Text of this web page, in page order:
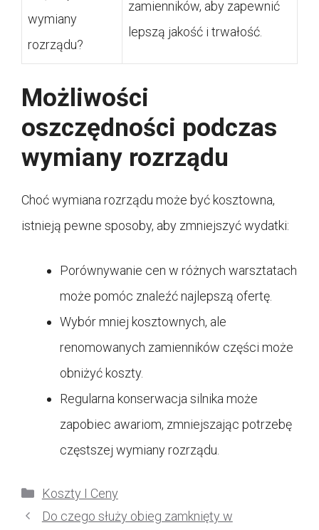
wymiany
rozrządu?
zamienników, aby zapewnić
lepszą jakość i trwałość.
Możliwości
oszczędności podczas
wymiany rozrządu
Choć wymiana rozrządu może być kosztowna,
istnieją pewne sposoby, aby zmniejszyć wydatki:
Porównywanie cen w różnych warsztatach
może pomóc znaleźć najlepszą ofertę.
Wybór mniej kosztownych, ale
renomowanych zamienników części może
obniżyć koszty.
Regularna konserwacja silnika może
zapobiec awariom, zmniejszając potrzebę
częstszej wymiany rozrządu.
Kategorie
Koszty I Ceny
Do czego służy obieg zamknięty w